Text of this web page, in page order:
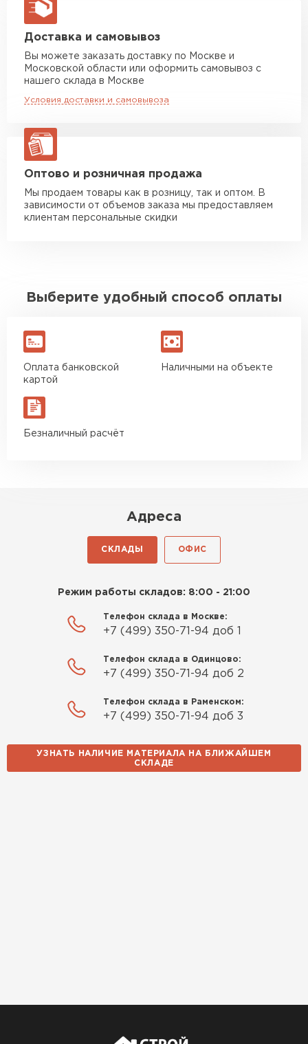
макс. длина груза 13,5 м
Манипулятор до 5 тн
Манипулятор до 10 тн
макс. длина груза 8 м
макс. длина груза 13,5 м
ЗАКАЗАТЬ С ДОСТАВКОЙ
Доставка и самовывоз
Вы можете заказать доставку по Москве и
Московской области или оформить самовывоз с
нашего склада в Москве
Условия доставки и самовывоза
Оптово и розничная продажа
Мы продаем товары как в розницу, так и оптом. В
зависимости от объемов заказа мы предоставляем
клиентам персональные скидки
Выберите удобный способ оплаты
Оплата банковской
картой
Наличными на объекте
Безналичный расчёт
Адреса
СКЛАДЫ ОФИС
Режим работы складов: 8:00 - 21:00
Телефон склада в Москве:
+7 (499) 350-71-94 доб 1
Телефон склада в Одинцово:
+7 (499) 350-71-94 доб 2
Телефон склада в Раменском:
+7 (499) 350-71-94 доб 3
УЗНАТЬ НАЛИЧИЕ МАТЕРИАЛА НА БЛИЖАЙШЕМ
СКЛАДЕ